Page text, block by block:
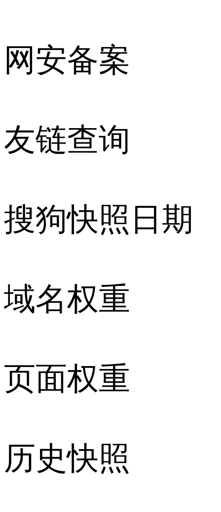
网安备案
友链查询
搜狗快照日期
域名权重
页面权重
历史快照